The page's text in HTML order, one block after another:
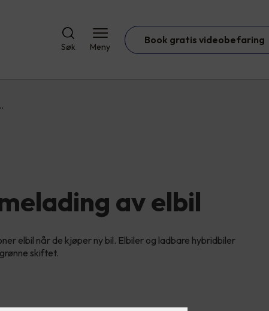
Søk Meny
Book gratis videobefaring
av elbil
elbil når de kjøper ny bil. Elbiler og ladbare hybridbiler
skiftet.